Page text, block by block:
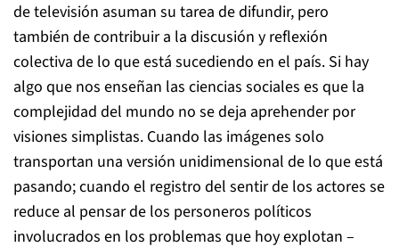
de televisión asuman su tarea de difundir, pero
también de contribuir a la discusión y reflexión
colectiva de lo que está sucediendo en el país. Si hay
algo que nos enseñan las ciencias sociales es que la
complejidad del mundo no se deja aprehender por
visiones simplistas. Cuando las imágenes solo
transportan una versión unidimensional de lo que está
pasando; cuando el registro del sentir de los actores se
reduce al pensar de los personeros políticos
involucrados en los problemas que hoy explotan –